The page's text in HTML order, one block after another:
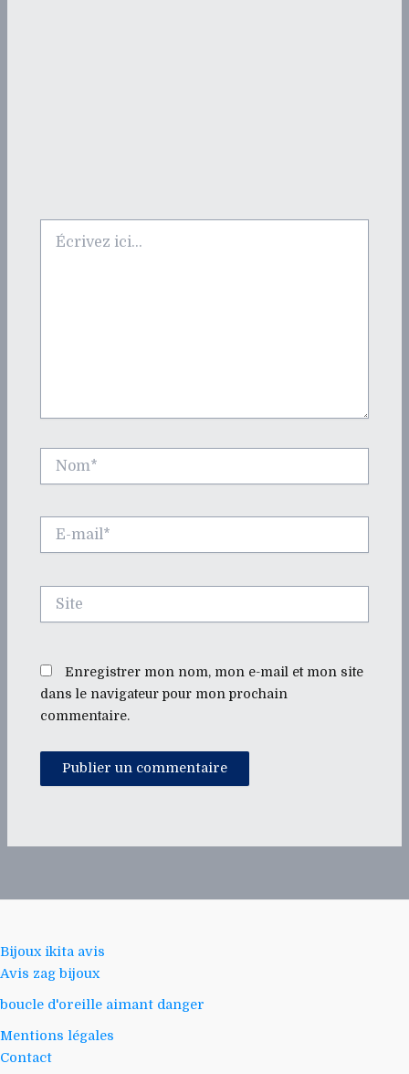
ici…
mail*
Enregistrer mon nom, mon e-mail et mon site
dans le navigateur pour mon prochain
commentaire.
Bijoux ikita avis
Avis zag bijoux
boucle d'oreille aimant danger
Mentions légales
Contact